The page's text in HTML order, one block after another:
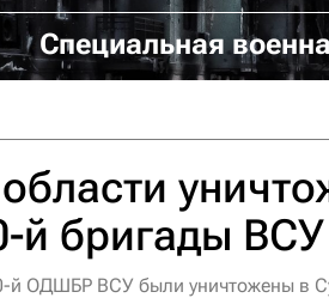
Специальная
й бригады ВСУ
й ОДШБР ВСУ были уничтожены в